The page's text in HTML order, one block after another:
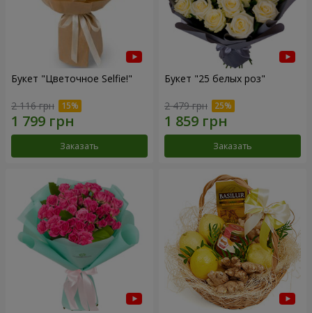
Букет "Цветочное Selfie!"
2 116 грн
Заказать
Букет "25 белых роз"
2 479 грн
Заказать